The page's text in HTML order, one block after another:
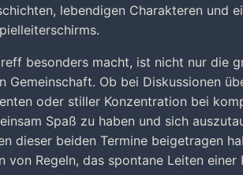
lebendigen Charakteren und
besonders macht, ist nicht nur die
Gemeinschaft. Ob bei Diskussionen
oder stiller Konzentration bei
Spaß zu haben und sich
dieser beiden Termine beigetragen
von Regeln, das spontane Leiten